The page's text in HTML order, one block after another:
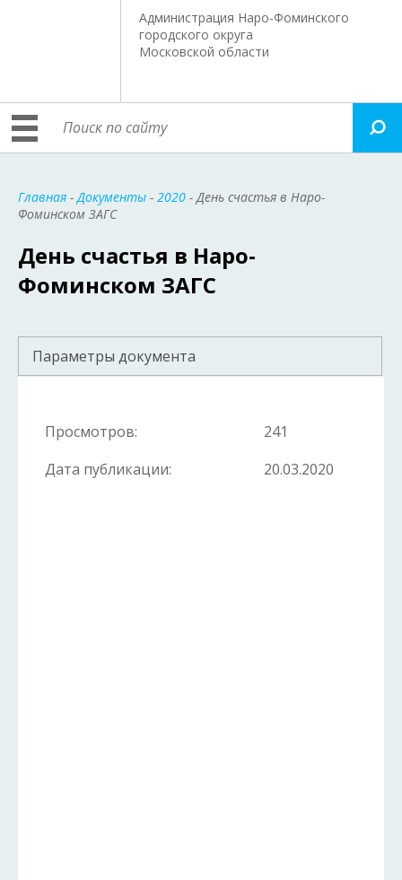
Администрация Наро-Фоминского
городского округа
Московской области
Главная -Документы - 2020 - День счастья в Наро-
Фоминском ЗАГС
День счастья в Наро-
Фоминском ЗАГС
Параметры документа
Просмотров:
241
Дата публикации:
20.03.2020